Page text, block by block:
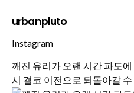
urbanpluto
Instagram
깨진 유리가 오랜 시간 파도
시 결코 이전으로 되돌아갈 수